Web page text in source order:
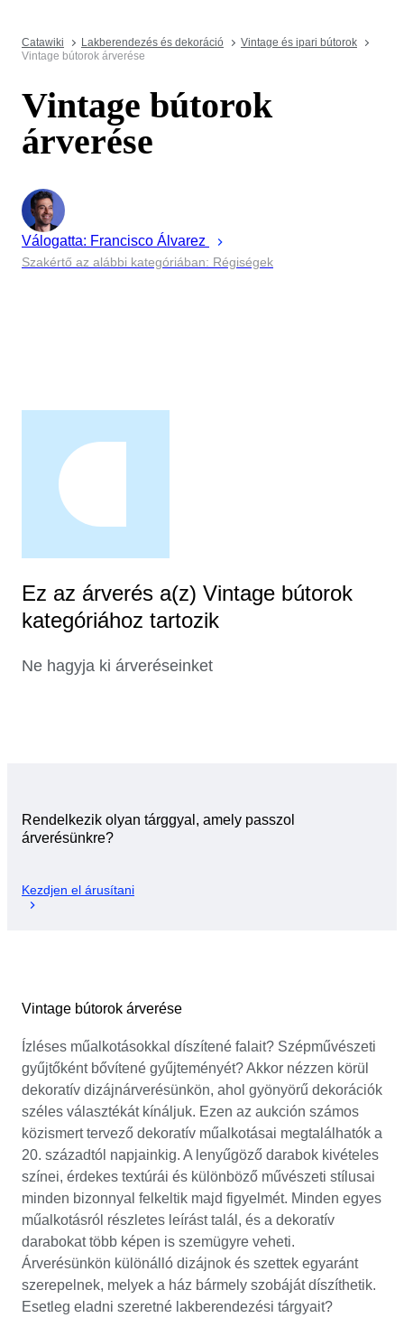
Catawiki Lakberendezés és dekoráció
Vintage és ipari bútorok
Vintage bútorok árverése
Vintage bútorok
árverése
Válogatta: Francisco Álvarez
Szakértő az alábbi kategóriában: Régiségek
Ez az árverés a(z) Vintage bútorok
kategóriához tartozik
Ne hagyja ki árveréseinket
Rendelkezik olyan tárggyal, amely passzol
árverésünkre?
Kezdjen el árusítani
Vintage bútorok árverése
Ízléses műalkotásokkal díszítené falait? Szépművészeti
gyűjtőként bővítené gyűjteményét? Akkor nézzen körül
dekoratív dizájnárverésünkön, ahol gyönyörű dekorációk
széles választékát kínáljuk. Ezen az aukción számos
közismert tervező dekoratív műalkotásai megtalálhatók a
20. századtól napjainkig. A lenyűgöző darabok kivételes
színei, érdekes textúrái és különböző művészeti stílusai
minden bizonnyal felkeltik majd figyelmét. Minden egyes
műalkotásról részletes leírást talál, és a dekoratív
darabokat több képen is szemügyre veheti.
Árverésünkön különálló dizájnok és szettek egyaránt
szerepelnek, melyek a ház bármely szobáját díszíthetik.
Esetleg eladni szeretné lakberendezési tárgyait?